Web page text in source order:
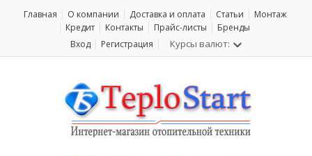
Главная О компании Доставка и оплата Статьи
Монтаж
Кредит
Контакты Прайс-листы
Бренды
Вход
Регистрация Курсы валют: